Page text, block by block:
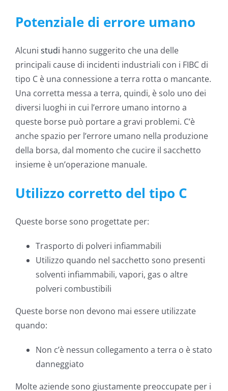
Potenziale di errore umano
Alcuni studi hanno suggerito che una delle
principali cause di incidenti industriali con i FIBC di
tipo C è una connessione a terra rotta o mancante.
Una corretta messa a terra, quindi, è solo uno dei
diversi luoghi in cui l’errore umano intorno a
queste borse può portare a gravi problemi. C’è
anche spazio per l’errore umano nella produzione
della borsa, dal momento che cucire il sacchetto
insieme è un’operazione manuale.
Utilizzo corretto del tipo C
Queste borse sono progettate per:
Trasporto di polveri infiammabili
Utilizzo quando nel sacchetto sono presenti
solventi infiammabili, vapori, gas o altre
polveri combustibili
Queste borse non devono mai essere utilizzate
quando:
Non c’è nessun collegamento a terra o è stato
danneggiato
Molte aziende sono giustamente preoccupate per i